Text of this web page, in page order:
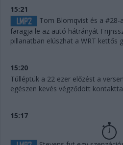
15:21
Tom Blomqvist és a #28-
faragja le az autó hátrányát
pillanatban elúszhat a WRT kettős
15:20
Túlléptük a 22 ezer előzést a
egészen kevés végződött
15:17